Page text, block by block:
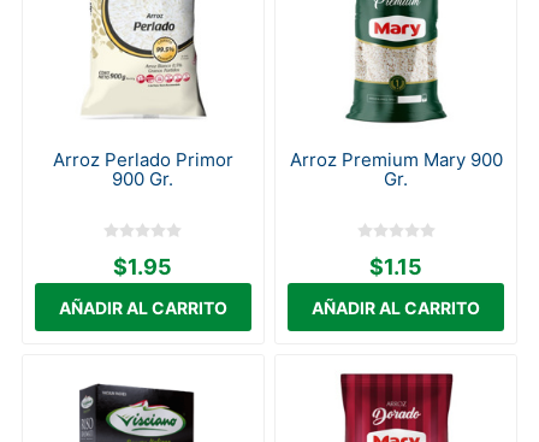
Arroz Perlado Primor
900 Gr.
$1.95
Arroz Premium Mary 900
Gr.
$1.15